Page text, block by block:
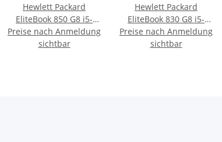
Hewlett Packard
EliteBook 850 G8 i5-
1145G7 128GB/16GB
silber Win11 Pro
Preise nach Anmeldung
sichtbar
Hewlett Packard
EliteBook 830 G8 i5-
1145G7 1TB/16GB
QWERTZ Win11 Pro
Preise nach Anmeldung
sichtbar